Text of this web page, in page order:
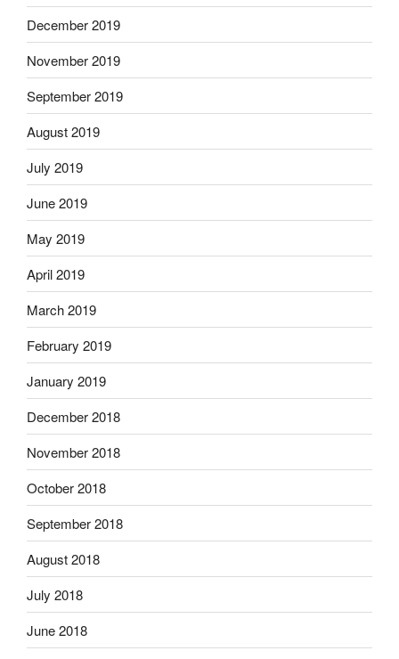
December 2019
November 2019
September 2019
August 2019
July 2019
June 2019
May 2019
April 2019
March 2019
February 2019
January 2019
December 2018
November 2018
October 2018
September 2018
August 2018
July 2018
June 2018